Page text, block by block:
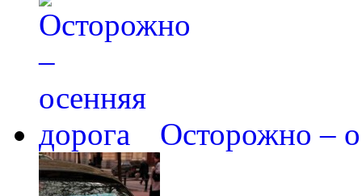
Осторожно –